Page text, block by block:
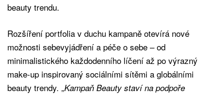
beauty trendu.
Rozšíření portfolia v duchu kampaně otevírá nové
možnosti sebevyjádření a péče o sebe – od
minimalistického každodenního líčení až po výrazný
make-up inspirovaný sociálními sítěmi a globálními
beauty trendy. „Kampaň Beauty staví na podpoře